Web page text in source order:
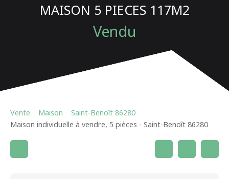
MAISON 5 PIECES 117M2
Vendu
Vente Maison
Saint-Benoît 86280
Maison individuelle à vendre, 5 pièces - Saint-Benoît 86280